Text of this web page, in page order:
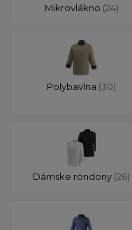
Mikrovlákno (24)
Polybavlna (30)
Dámske rondony (26)